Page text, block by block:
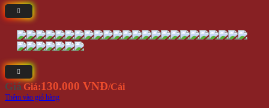
Giá Giá:130.000 VNĐ/Cái
Thêm vào giỏ hàng